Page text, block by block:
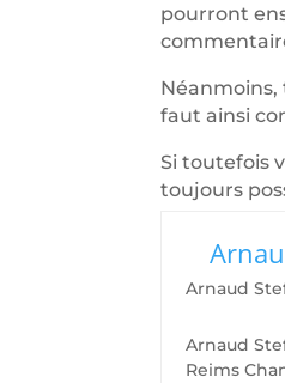
pourront
Néanmoins,
faut ainsi
Si toutefois
toujours
Arnaud
Arnaud
Reims